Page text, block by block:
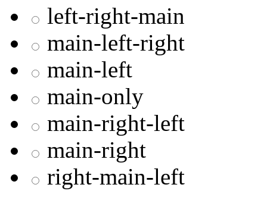
left-right-main
main-left-right
main-left
main-only
main-right-left
main-right
right-main-left